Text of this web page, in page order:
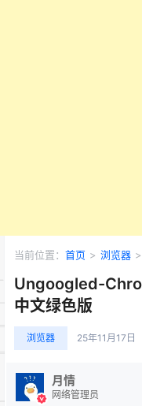
当前位置： 首页 > 浏览器 >
Ungoogled-
中文绿色版
浏览器 25年11月17日
月情
网络管理员